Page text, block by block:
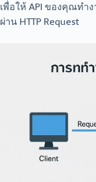
เพื่อให้ API ของคุณทำ
ผ่าน HTTP Request